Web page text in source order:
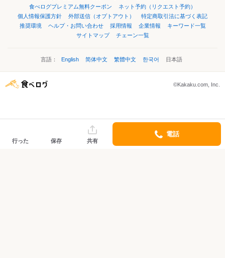
食べログプレミアム無料クーポン
ネット予約（リクエスト予約）
個人情報保護方針
外部送信（オプトアウト）
特定商取引法に基づく表記
推奨環境
ヘルプ・お問い合わせ 採用情報 企業情報
キーワード一覧
サイトマップ
チェーン一覧
言語： English 简体中文 繁體中文 한국어 日本語
©Kakaku.com, Inc.
行った 保存 共有
電話